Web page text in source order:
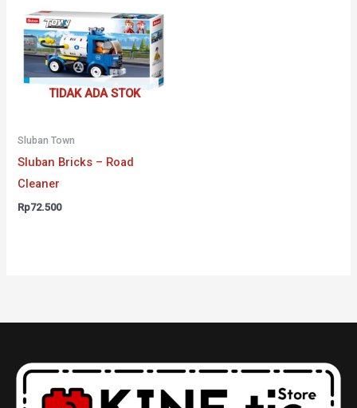
TIDAK ADA STOK
Sluban Town
Sluban Bricks – Road
Cleaner
Rp72.500